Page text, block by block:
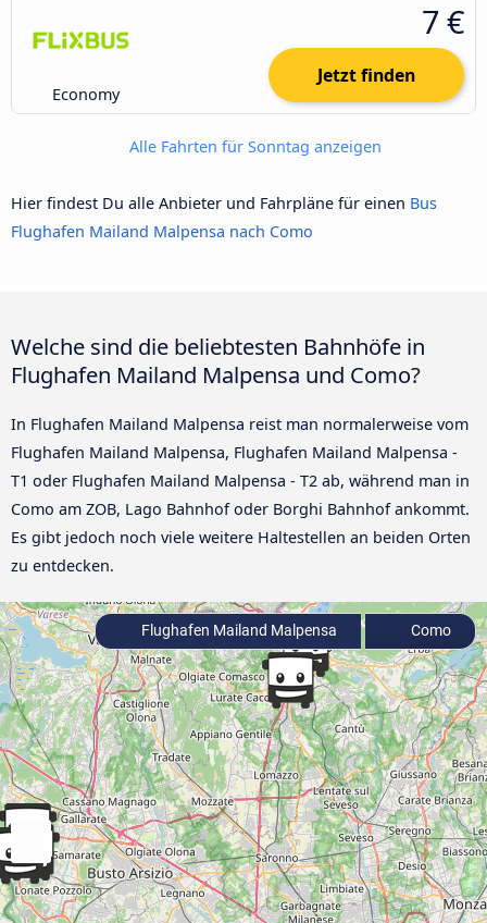
Economy
7 €
Jetzt finden
Alle Fahrten für Sonntag anzeigen
Hier findest Du alle Anbieter und Fahrpläne für einen Bus
Flughafen Mailand Malpensa nach Como
Welche sind die beliebtesten Bahnhöfe in
Flughafen Mailand Malpensa und Como?
In Flughafen Mailand Malpensa reist man normalerweise vom
Flughafen Mailand Malpensa, Flughafen Mailand Malpensa -
T1 oder Flughafen Mailand Malpensa - T2 ab, während man in
Como am ZOB, Lago Bahnhof oder Borghi Bahnhof ankommt.
Es gibt jedoch noch viele weitere Haltestellen an beiden Orten
zu entdecken.
Flughafen Mailand Malpensa Como